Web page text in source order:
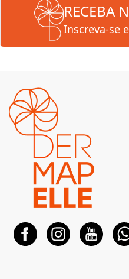
RECEBA
Inscreva-se